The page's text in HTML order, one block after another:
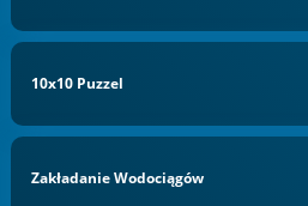
10x10 Puzzel
Zakładanie Wodociągów